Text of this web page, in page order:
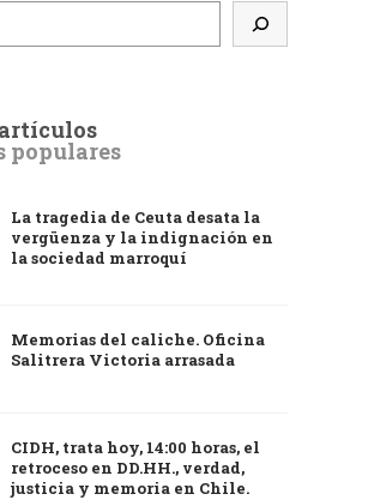
populares
La tragedia de Ceuta desata la
vergüenza y la indignación en
la sociedad marroquí
Memorias del caliche. Oficina
Salitrera Victoria arrasada
CIDH, trata hoy, 14:00 horas, el
retroceso en DD.HH., verdad,
justicia y memoria en Chile.